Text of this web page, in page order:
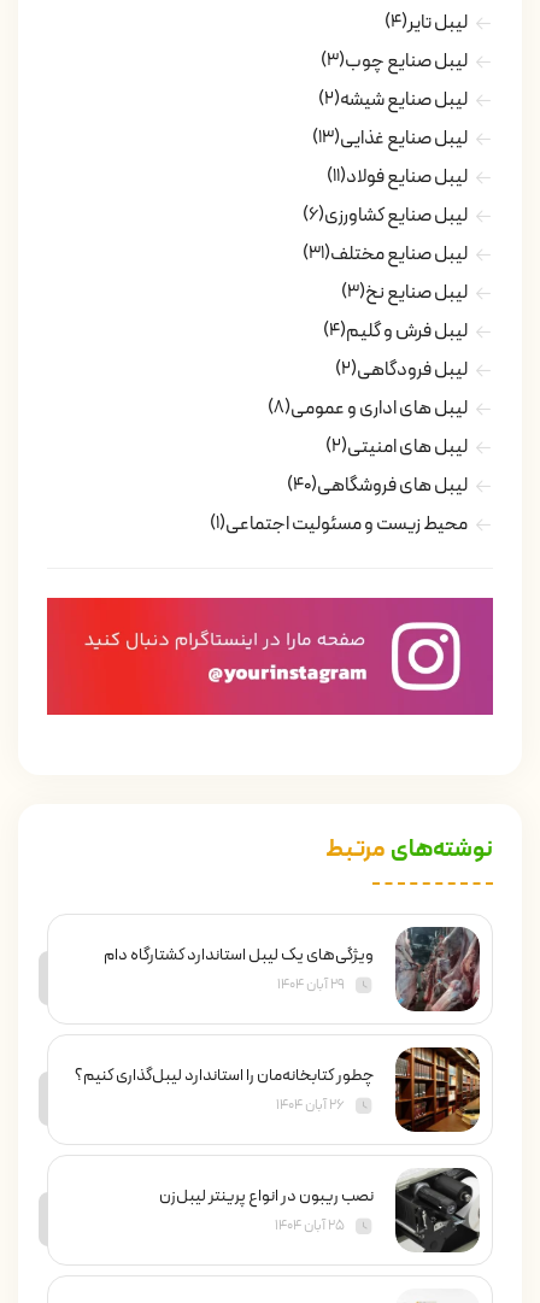
لیبل تایر(4)
لیبل صنایع چوب(3)
لیبل صنایع شیشه(2)
لیبل صنایع غذایی(13)
لیبل صنایع فولاد(11)
لیبل صنایع کشاورزی(6)
لیبل صنایع مختلف(31)
لیبل صنایع نخ(3)
لیبل فرش و گلیم(4)
لیبل فرودگاهی(2)
لیبل های اداری و عمومی(8)
لیبل های امنیتی(2)
لیبل های فروشگاهی(40)
محیط زیست و مسئولیت اجتماعی(1)
نوشته‌های مرتبط
ویژگی‌های یک لیبل استاندارد کشتارگاه دام
۲۹ آبان ۱۴۰۴
چطور کتابخانه‌مان را استاندارد لیبل‌گذاری کنیم؟
۲۶ آبان ۱۴۰۴
نصب ریبون در انواع پرینتر لیبل‌زن
۲۵ آبان ۱۴۰۴